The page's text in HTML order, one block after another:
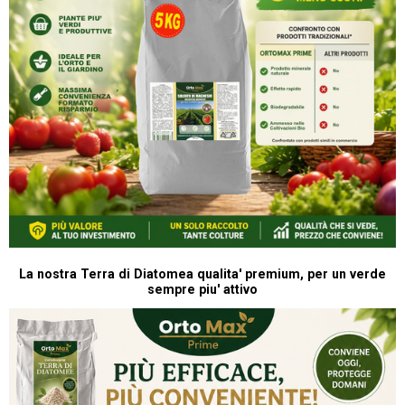
La nostra Terra di Diatomea qualita' premium, per un verde
sempre piu' attivo